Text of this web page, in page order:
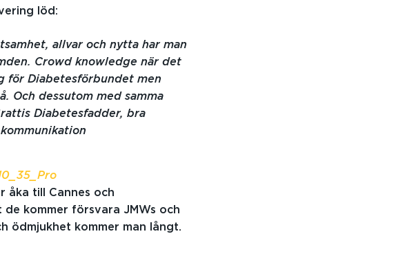
löd:
allvar och nytta har man
Crowd knowledge när det
för Diabetesförbundet men
Och dessutom med samma
Diabetesfadder, bra
åka till Cannes och
kommer försvara JMWs och
ödmjukhet kommer man långt.